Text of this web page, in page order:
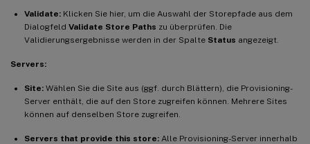
Validate: Klicken Sie hier, um die Auswahl der Storepfade aus dem
Dialogfeld Validate Store Paths zu überprüfen. Die
Validierungsergebnisse werden in der Spalte Status angezeigt.
Servers:
Site: Wählen Sie die Site aus (ggf. durch Blättern), die Provisioning-
Server enthält, die auf den Store zugreifen können. Mehrere Sites
können auf denselben Store zugreifen.
Servers that provide this store: Alle Provisioning-Server innerhalb